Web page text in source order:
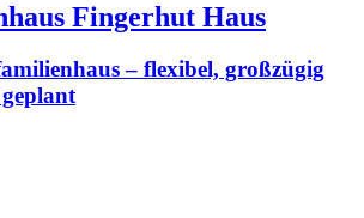
Fingerhut Haus
– flexibel, großzügig